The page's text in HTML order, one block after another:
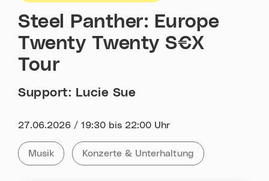
Steel Panther: Europe
Twenty Twenty S€X
Tour
Support: Lucie Sue
Datum:
27.06.2026 / 19:30 bis 22:00 Uhr
Kategorie:
Alle Veranstaltungen der Kategorie
Musik Tag:Alle Veranstaltungen mit dem Tag
Konzerte & Unterhaltung